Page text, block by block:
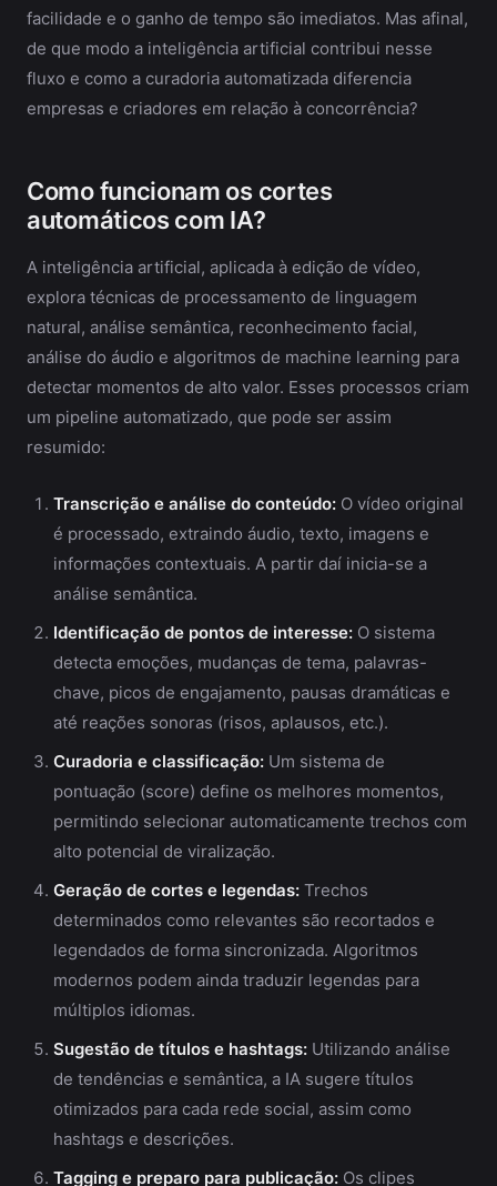
facilidade e o ganho de tempo são imediatos. Mas afinal,
de que modo a inteligência artificial contribui nesse
fluxo e como a curadoria automatizada diferencia
empresas e criadores em relação à concorrência?
Como funcionam os cortes
automáticos com IA?
A inteligência artificial, aplicada à edição de vídeo,
explora técnicas de processamento de linguagem
natural, análise semântica, reconhecimento facial,
análise do áudio e algoritmos de machine learning para
detectar momentos de alto valor. Esses processos criam
um pipeline automatizado, que pode ser assim
resumido:
Transcrição e análise do conteúdo: O vídeo original
é processado, extraindo áudio, texto, imagens e
informações contextuais. A partir daí inicia-se a
análise semântica.
Identificação de pontos de interesse: O sistema
detecta emoções, mudanças de tema, palavras-
chave, picos de engajamento, pausas dramáticas e
até reações sonoras (risos, aplausos, etc.).
Curadoria e classificação: Um sistema de
pontuação (score) define os melhores momentos,
permitindo selecionar automaticamente trechos com
alto potencial de viralização.
Geração de cortes e legendas: Trechos
determinados como relevantes são recortados e
legendados de forma sincronizada. Algoritmos
modernos podem ainda traduzir legendas para
múltiplos idiomas.
Sugestão de títulos e hashtags: Utilizando análise
de tendências e semântica, a IA sugere títulos
otimizados para cada rede social, assim como
hashtags e descrições.
Tagging e preparo para publicação: Os clipes